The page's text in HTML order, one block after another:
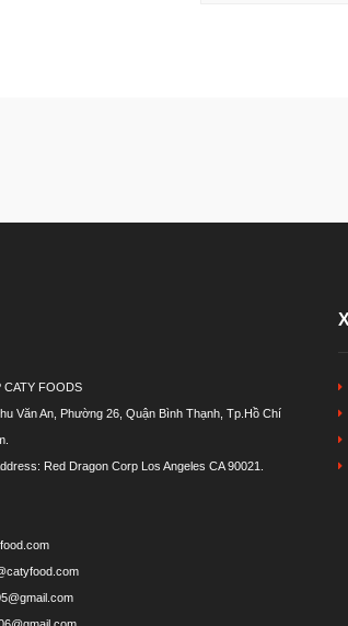
CATY FOODS
Văn An, Phường 26, Quận Bình Thạnh, Tp.Hồ Chí
Red Dragon Corp Los Angeles CA 90021.